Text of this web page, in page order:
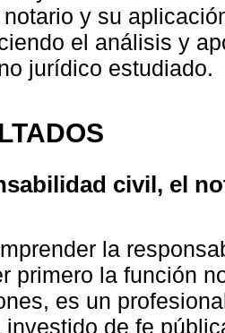
y su
el análisis y
jurídico estudiado.
civil, el
la
primero la función
es un
investido de fe